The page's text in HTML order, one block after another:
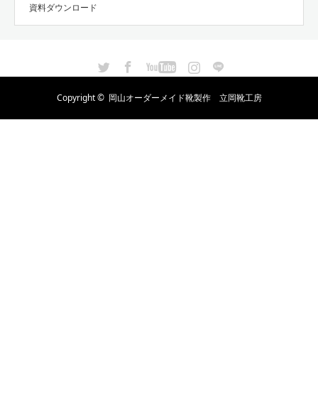
資料ダウンロード
Instagram
Copyright © 岡山オーダーメイド靴製作 立岡靴工房